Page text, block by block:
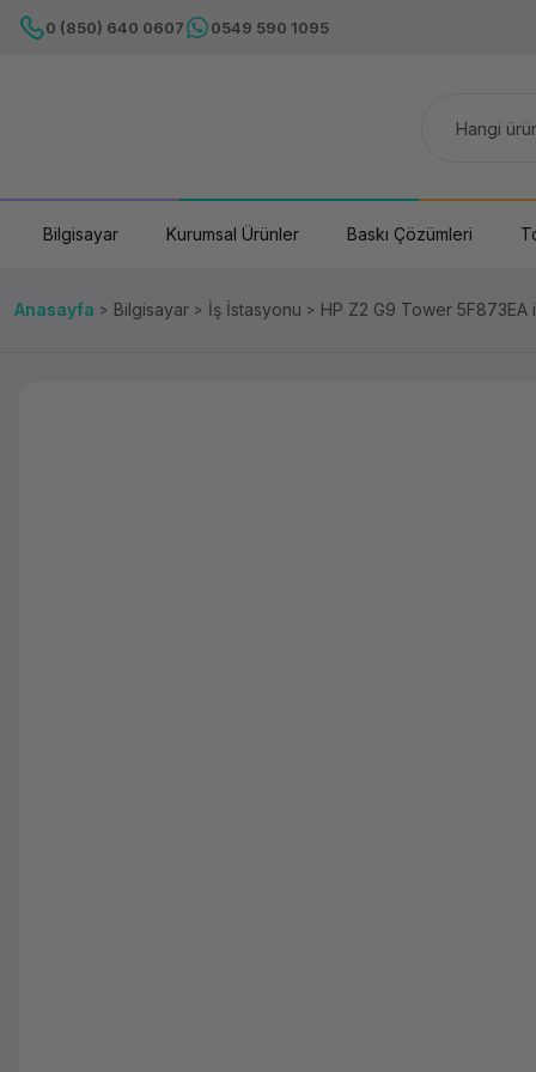
0 (850) 640 0607 0549 590 1095
Bilgisayar Kurumsal Ürünler Baskı Çözümleri
Anasayfa Bilgisayar İş İstasyonu HP Z2 G9 Tower 5F873EA